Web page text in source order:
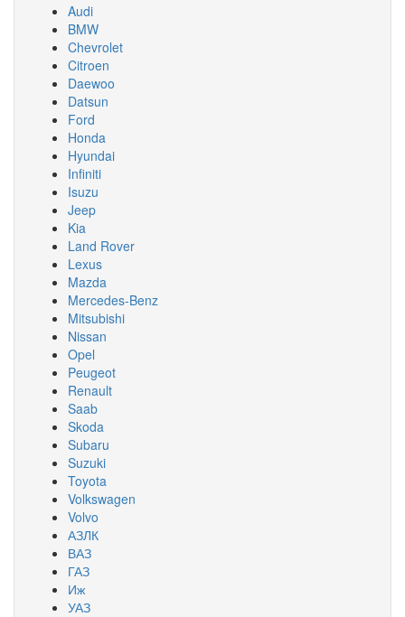
Audi
BMW
Chevrolet
Citroen
Daewoo
Datsun
Ford
Honda
Hyundai
Infiniti
Isuzu
Jeep
Kia
Land Rover
Lexus
Mazda
Mercedes-Benz
Mitsubishi
Nissan
Opel
Peugeot
Renault
Saab
Skoda
Subaru
Suzuki
Toyota
Volkswagen
Volvo
АЗЛК
ВАЗ
ГАЗ
Иж
УАЗ